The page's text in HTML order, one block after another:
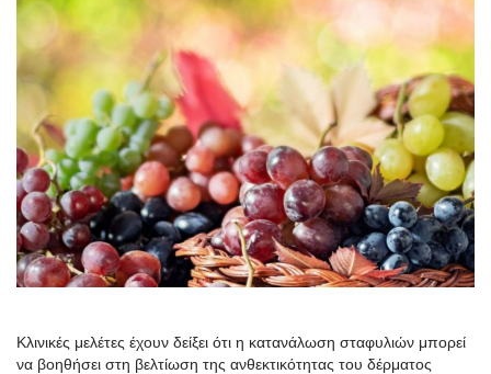
Κλινικές μελέτες έχουν δείξει ότι η κατανάλωση σταφυλιών μπορεί
να βοηθήσει στη βελτίωση της ανθεκτικότητας του δέρματος